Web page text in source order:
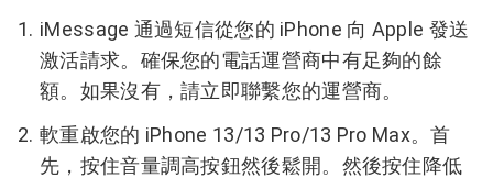
iMessage 通過短信從您的 iPhone 向 Apple 發送
激活請求。 確保您的電話運營商中有足夠的餘
額。 如果沒有，請立即聯繫您的運營商。
軟重啟您的 iPhone 13/13 Pro/13 Pro Max。首
先，按住音量調高按鈕然後鬆開。 然後按住降低